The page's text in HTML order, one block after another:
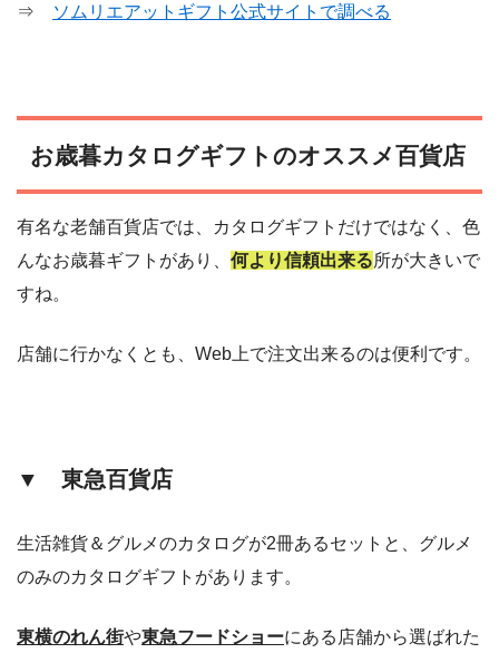
⇒ ソムリエアットギフト公式サイトで調べる
お歳暮カタログギフトのオススメ百貨店
有名な老舗百貨店では、カタログギフトだけではなく、色
んなお歳暮ギフトがあり、 何より信頼出来る所が大きいで
すね。
店舗に行かなくとも、Web上で注文出来るのは便利です。
▼ 東急百貨店
生活雑貨＆グルメのカタログが2冊あるセットと、グルメ
のみのカタログギフトがあります。
東横のれん街や東急フードショーにある店舗から選ばれた